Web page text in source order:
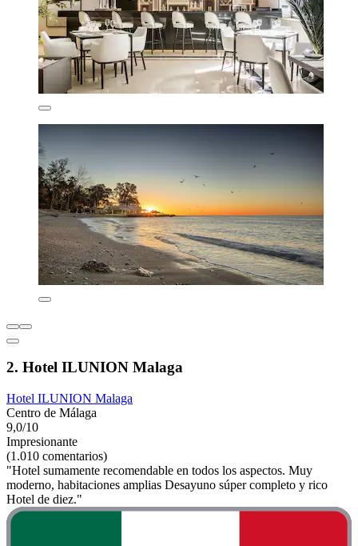
2. Hotel ILUNION Malaga
Hotel ILUNION Malaga
Centro de Málaga
9,0/10
Impresionante
(1.010 comentarios)
"Hotel sumamente recomendable en todos los aspectos. Muy
moderno, habitaciones amplias Desayuno súper completo y rico
Hotel de diez."